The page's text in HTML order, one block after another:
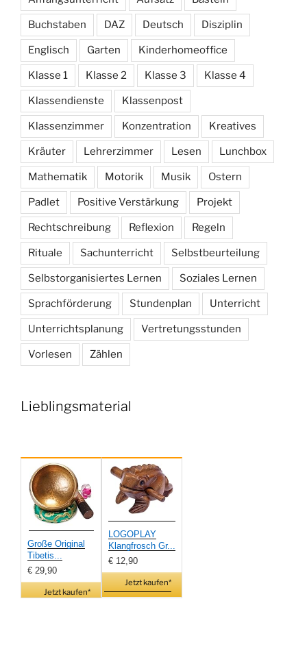
Buchstaben DAZ Deutsch Disziplin
Englisch Garten Kinderhomeoffice
Klasse 1 Klasse 2 Klasse 3 Klasse 4
Klassendienste Klassenpost
Klassenzimmer Konzentration Kreatives
Kräuter Lehrerzimmer Lesen Lunchbox
Mathematik Motorik Musik Ostern
Padlet Positive Verstärkung Projekt
Rechtschreibung Reflexion Regeln
Rituale Sachunterricht Selbstbeurteilung
Selbstorganisiertes Lernen Soziales Lernen
Sprachförderung Stundenplan Unterricht
Unterrichtsplanung Vertretungsstunden
Vorlesen Zählen
Lieblingsmaterial
Große Original
Tibetis...
€ 29,90
Jetzt kaufen*
LOGOPLAY
Klangfrosch Gr...
€ 12,90
Jetzt kaufen*